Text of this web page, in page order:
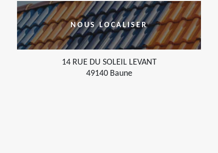
NOUS LOCALISER
14 RUE DU SOLEIL LEVANT
49140 Baune